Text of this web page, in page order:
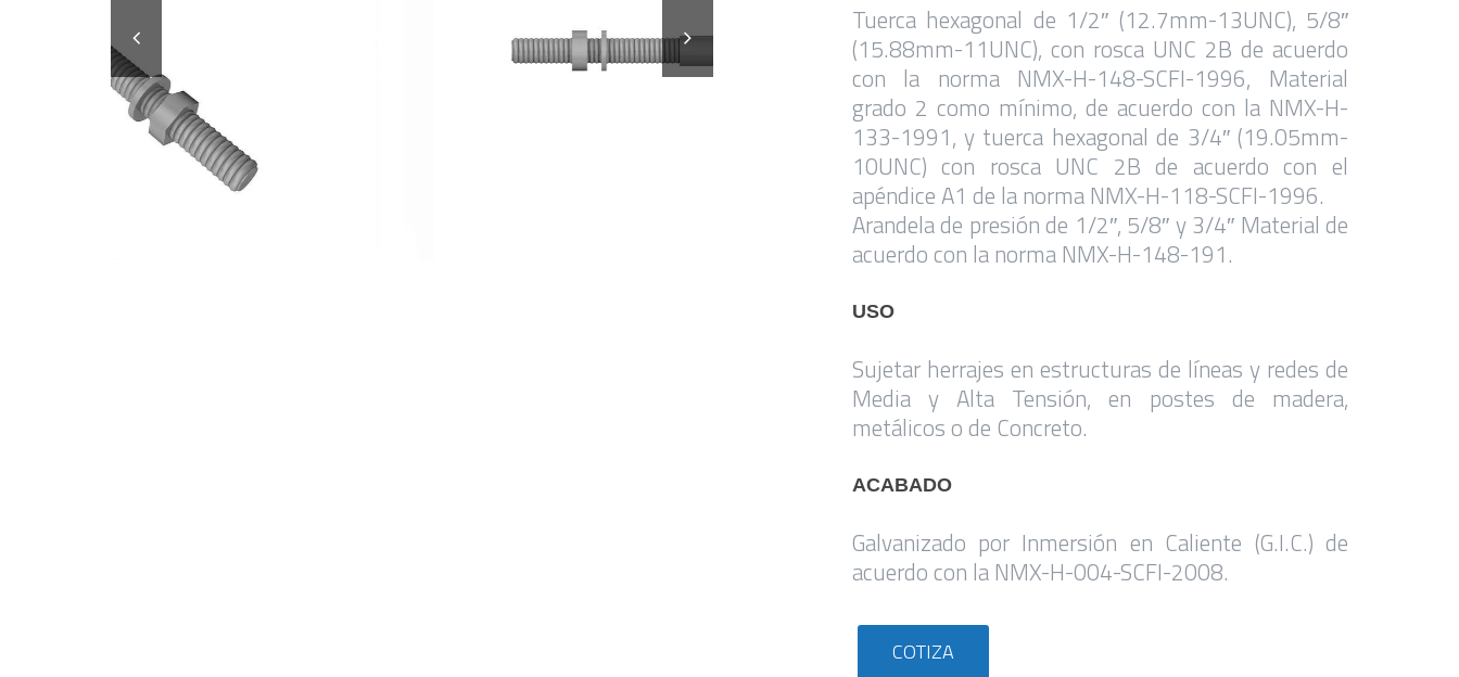
Tuerca hexagonal de 1/2″ (12.7mm-13UNC), 5/8″
(15.88mm-11UNC), con rosca UNC 2B de acuerdo
con la norma NMX-H-148-SCFI-1996, Material
grado 2 como mínimo, de acuerdo con la NMX-H-
133-1991, y tuerca hexagonal de 3/4″ (19.05mm-
10UNC) con rosca UNC 2B de acuerdo con el
apéndice A1 de la norma NMX-H-118-SCFI-1996.
Arandela de presión de 1/2″, 5/8″ y 3/4″ Material de
acuerdo con la norma NMX-H-148-191.
USO
Sujetar herrajes en estructuras de líneas y redes de
Media y Alta Tensión, en postes de madera,
metálicos o de Concreto.
ACABADO
Galvanizado por Inmersión en Caliente (G.I.C.) de
acuerdo con la NMX-H-004-SCFI-2008.
COTIZA